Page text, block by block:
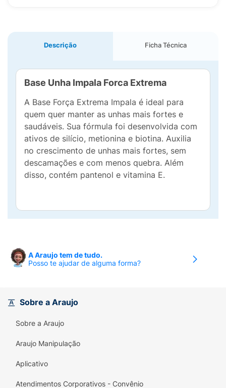
Descrição Ficha Técnica
Base Unha Impala Forca Extrema
A Base Força Extrema Impala é ideal para
quem quer manter as unhas mais fortes e
saudáveis. Sua fórmula foi desenvolvida com
ativos de silício, metionina e biotina. Auxilia
no crescimento de unhas mais fortes, sem
descamações e com menos quebra. Além
disso, contém pantenol e vitamina E.
A Araujo tem de tudo.
Posso te ajudar de alguma forma?
Sobre a Araujo
Sobre a Araujo
Araujo Manipulação
Aplicativo
Atendimentos Corporativos - Convênio